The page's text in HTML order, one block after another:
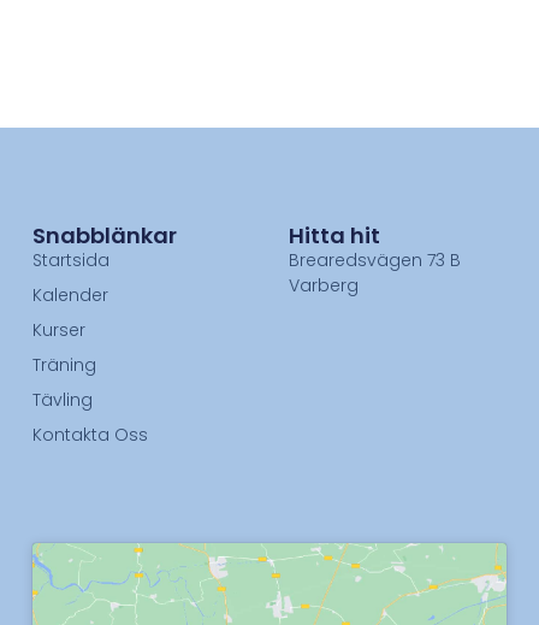
Snabblänkar
Startsida
Kalender
Kurser
Träning
Tävling
Kontakta Oss
Hitta hit
Brearedsvägen 73 B
Varberg